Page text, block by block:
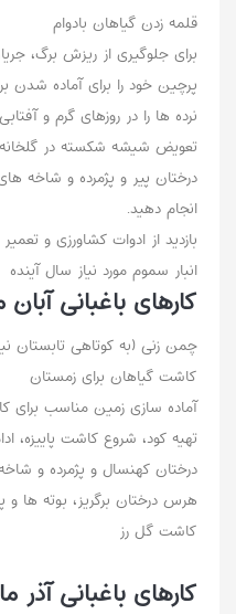
قلمه زدن گیاهان بادوام
برای جلوگیری از ریزش برگ،
پرچین خود را برای آماده شدن
نرده ها را در روزهای گرم و
تعویض شیشه شکسته در گلخانه
درختان پیر و پژمرده و شاخه های
انجام دهید.
بازدید از ادوات کشاورزی و
انبار سموم مورد نیاز سال آینده
کارهای باغبانی آبان
چمن زنی (به کوتاهی تابستان
کاشت گیاهان برای زمستان
آماده سازی زمین مناسب برای
تهیه کود، شروع کاشت پاییزه،
درختان کهنسال و پژمرده و
هرس درختان برگریز، بوته ها و
کاشت گل رز
کارهای باغبانی آذر